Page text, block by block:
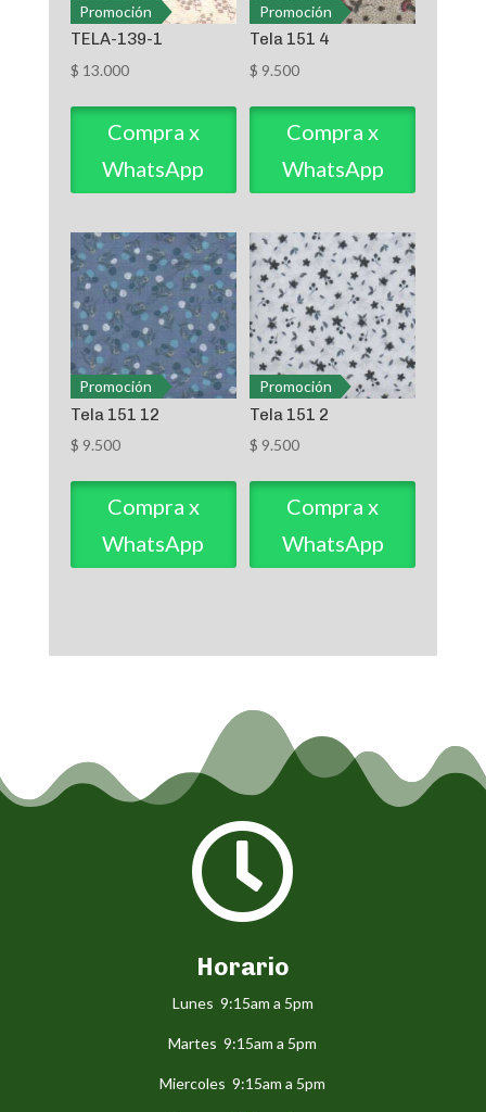
Promoción
TELA-139-1
$ 13.000
Compra x
WhatsApp
Promoción
Tela 151 4
$ 9.500
Compra x
WhatsApp
Promoción
Tela 151 12
$ 9.500
Compra x
WhatsApp
Promoción
Tela 151 2
$ 9.500
Compra x
WhatsApp

Horario
Lunes 9:15am a 5pm
Martes 9:15am a 5pm
Miercoles 9:15am a 5pm